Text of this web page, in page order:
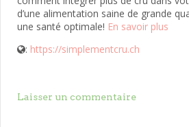
d’une alimentation saine de grande
une santé optimale! En savoir plus
: https://simplementcru.ch
Laisser un commentaire